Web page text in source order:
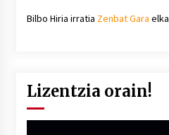
Bilbo Hiria irratia Zenbat Gara
Lizentzia orain!